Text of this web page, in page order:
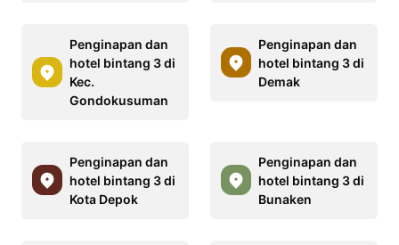
Penginapan dan
hotel bintang 3 di
Kec.
Gondokusuman
Penginapan dan
hotel bintang 3 di
Demak
Penginapan dan
hotel bintang 3 di
Kota Depok
Penginapan dan
hotel bintang 3 di
Bunaken